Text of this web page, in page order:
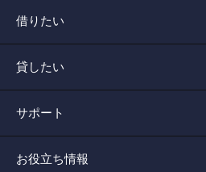
借りたい
貸したい
サポート
お役立ち情報